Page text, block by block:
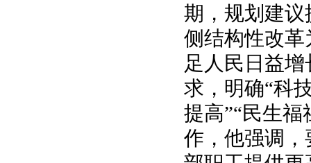
期，规划建议
侧结构性改
足人民日益
求，明确“科
提高”“民生
作， 他强调，